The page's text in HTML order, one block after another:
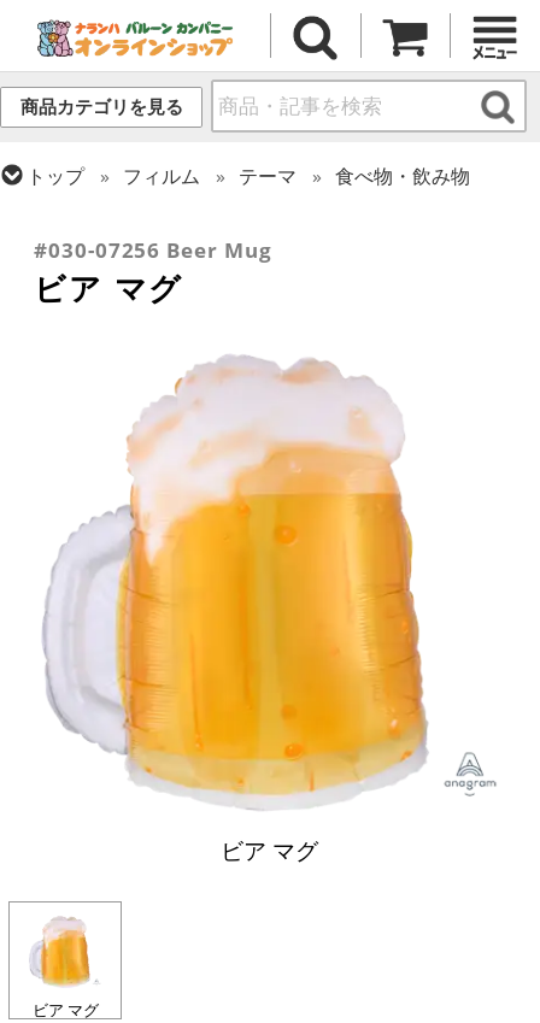
商品カテゴリを見る
トップ フィルム テーマ
食べ物・飲み物
母の日・父の日
#030-07256 Beer Mug
ビア マグ
ビア マグ
ビア マグ